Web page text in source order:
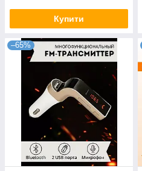
Купити
–65%